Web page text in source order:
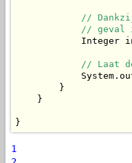
//
// geval
Integer
// Laat
        }
    }
}
1